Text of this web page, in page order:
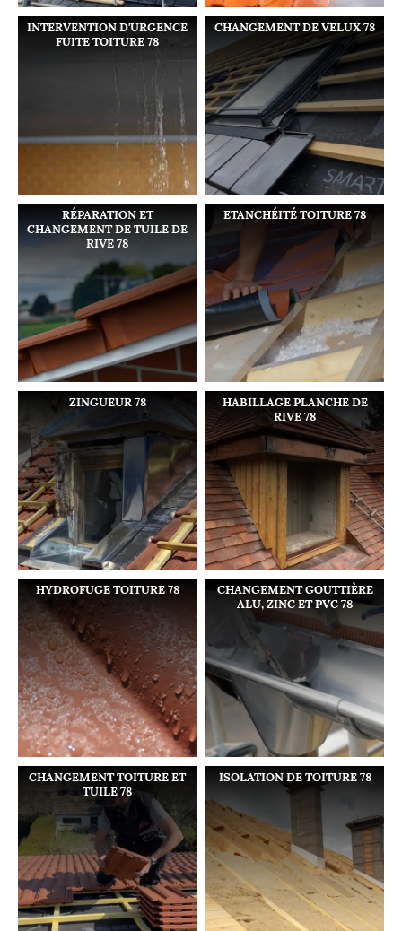
INTERVENTION D'URGENCE
FUITE TOITURE 78
CHANGEMENT DE VELUX 78
RÉPARATION ET
CHANGEMENT DE TUILE DE
RIVE 78
ETANCHÉITÉ TOITURE 78
ZINGUEUR 78
HABILLAGE PLANCHE DE
RIVE 78
HYDROFUGE TOITURE 78
CHANGEMENT GOUTTIÈRE
ALU, ZINC ET PVC 78
CHANGEMENT TOITURE ET
TUILE 78
ISOLATION DE TOITURE 78